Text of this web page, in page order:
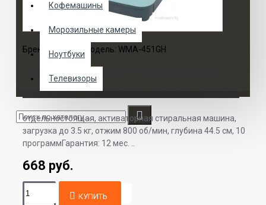
Кофемашины
Морозильные камеры
Ноутбуки
Телевизоры
Бренд: Willmark Модель: WMA-451GH
Активаторная стиральная
машина Willmark WMA-451GH
отдельностоящая, активаторная стиральная машина,
загрузка до 3.5 кг, отжим 800 об/мин, глубина 44.5 см, 10
программГарантия: 12 мес. ..
668 руб.
КУПИТЬ